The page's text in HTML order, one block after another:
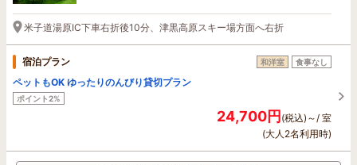
米子道湯原IC下車右折後10分、津黒高原スキー場方面へ右折
宿泊プラン 和洋室 食事なし
ペットもOK ゆったりのんびり貸切プラン
ポイント2%
24,700円(税込)～/ 室
(大人2名利用時)